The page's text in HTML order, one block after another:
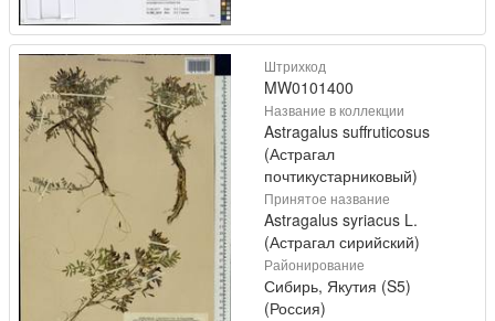
Штрихкод
MW0101400
Название в коллекции
Astragalus suffruticosus
(Астрагал
почтикустарниковый)
Принятое название
Astragalus syriacus L.
(Астрагал сирийский)
Районирование
Сибирь, Якутия (S5)
(Россия)